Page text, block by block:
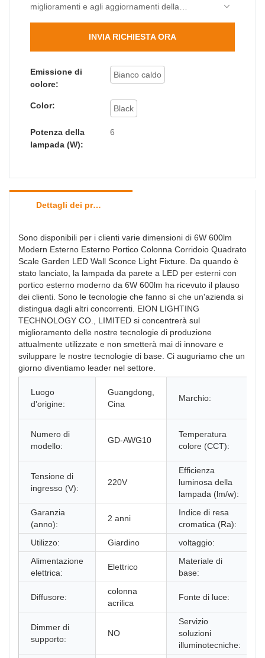
miglioramenti e agli aggiornamenti della
nell'utilizzare le tecniche e applicarle al processo
Giardino LED Applique da parete Apparecchio di
illuminazione. I suoi ambiti di applicazione sono
continuano a essere trovati . Attualmente, è
ampiamente utilizzato nel campo delle lampade
da parete per esterni.
INVIA RICHIESTA ORA
Emissione di
colore:
Bianco caldo
Color: Black
Potenza della
lampada (W):
6
Dettagli dei prodotti
Sono disponibili per i clienti varie dimensioni di 6W 600lm
Modern Esterno Esterno Portico Colonna Corridoio Quadrato
Scale Garden LED Wall Sconce Light Fixture. Da quando è
stato lanciato, la lampada da parete a LED per esterni con
portico esterno moderno da 6W 600lm ha ricevuto il plauso
dei clienti. Sono le tecnologie che fanno sì che un'azienda si
distingua dagli altri concorrenti. EION LIGHTING
TECHNOLOGY CO., LIMITED si concentrerà sul
miglioramento delle nostre tecnologie di produzione
attualmente utilizzate e non smetterà mai di innovare e
sviluppare le nostre tecnologie di base. Ci auguriamo che un
giorno diventiamo leader nel settore.
Luogo
d'origine:
Guangdong,
Cina
Marchio:
Numero di
modello:
GD-AWG10
Temperatura
colore (CCT):
Tensione di
ingresso (V):
220V
Efficienza
luminosa della
lampada (lm/w):
Garanzia
(anno):
2 anni
Indice di resa
cromatica (Ra):
Utilizzo:
Giardino
voltaggio:
Alimentazione
elettrica:
Elettrico
Materiale di
base:
Diffusore:
colonna
acrilica
Fonte di luce:
Dimmer di
supporto:
NO
Servizio
soluzioni
illuminotecniche: